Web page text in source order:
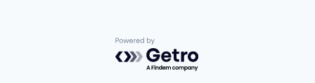
Powered by Getro.com